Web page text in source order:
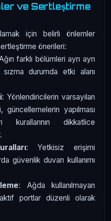
ve Sertleştirme
için belirli önlemler
önerileri:
farklı bölümleri ayrı ayrı
durumda etki alanı
: Yönlendiricilerin varsayılan
yapılması
dikkatlice
: Yetkisiz erişimi
güvenlik duvarı kullanımı
: Ağda kullanılmayan
portlar düzenli olarak